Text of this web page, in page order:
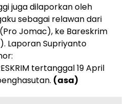
juga dilaporkan oleh
sebagai relawan dari
Jomac), ke Bareskrim
Laporan Supriyanto
tertanggal 19 April
(asa)